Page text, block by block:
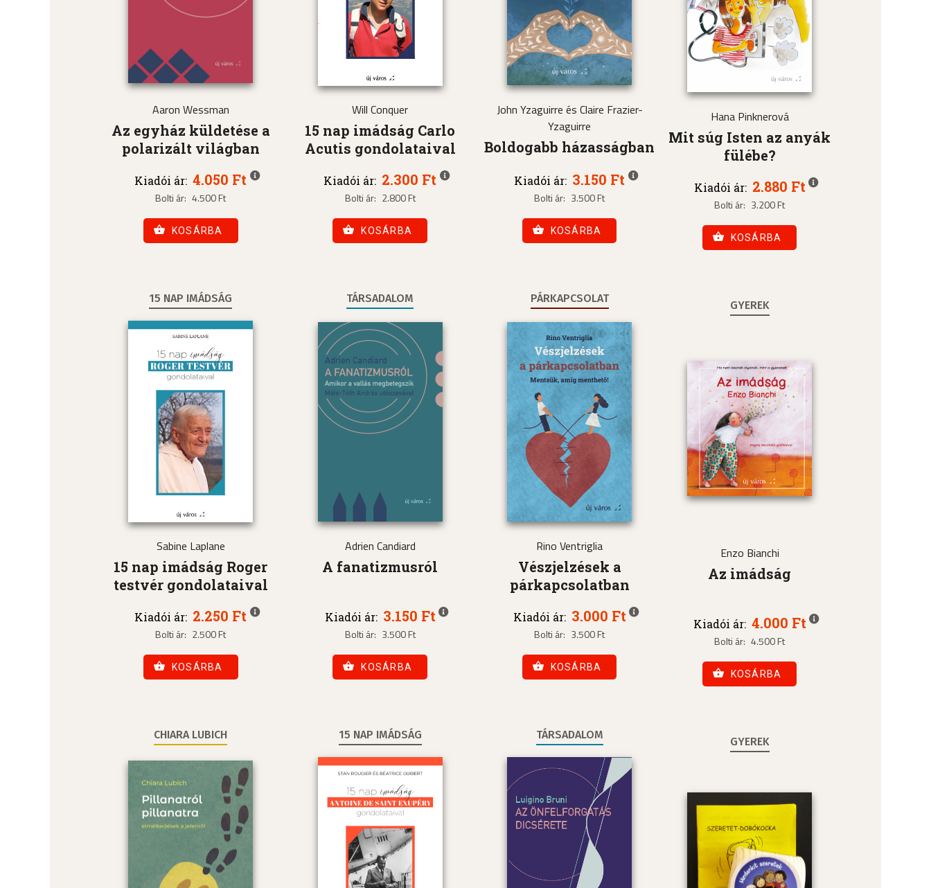
Aaron Wessman
Az egyház küldetése a
polarizált világban
Kiadói ár: 4.050 Ft
Bolti ár: 4.500 Ft
KOSÁRBA
Will Conquer
15 nap imádság Carlo
Acutis gondolataival
Kiadói ár: 2.300 Ft
Bolti ár: 2.800 Ft
KOSÁRBA
John Yzaguirre és Claire Frazier-
Yzaguirre
Boldogabb házasságban
Kiadói ár: 3.150 Ft
Bolti ár: 3.500 Ft
KOSÁRBA
Hana Pinknerová
Mit súg Isten az anyák
fülébe?
Kiadói ár: 2.880 Ft
Bolti ár: 3.200 Ft
KOSÁRBA
15 NAP IMÁDSÁG
Sabine Laplane
15 nap imádság Roger
testvér gondolataival
Kiadói ár: 2.250 Ft
Bolti ár: 2.500 Ft
KOSÁRBA
TÁRSADALOM
Adrien Candiard
A fanatizmusról
Kiadói ár: 3.150 Ft
Bolti ár: 3.500 Ft
KOSÁRBA
PÁRKAPCSOLAT
Rino Ventriglia
Vészjelzések a
párkapcsolatban
Kiadói ár: 3.000 Ft
Bolti ár: 3.500 Ft
KOSÁRBA
GYEREK
Enzo Bianchi
Az imádság
Kiadói ár: 4.000 Ft
Bolti ár: 4.500 Ft
KOSÁRBA
CHIARA LUBICH 15 NAP IMÁDSÁG TÁRSADALOM
GYEREK